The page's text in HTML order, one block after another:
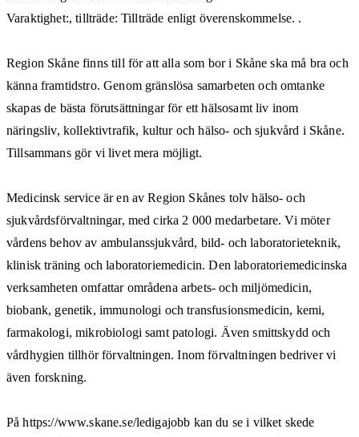
Varaktighet:, tillträde: Tillträde enligt överenskommelse. .
Region Skåne finns till för att alla som bor i Skåne ska må bra och
känna framtidstro. Genom gränslösa samarbeten och omtanke
skapas de bästa förutsättningar för ett hälsosamt liv inom
näringsliv, kollektivtrafik, kultur och hälso- och sjukvård i Skåne.
Tillsammans gör vi livet mera möjligt.
Medicinsk service är en av Region Skånes tolv hälso- och
sjukvårdsförvaltningar, med cirka 2 000 medarbetare. Vi möter
vårdens behov av ambulanssjukvård, bild- och laboratorieteknik,
klinisk träning och laboratoriemedicin. Den laboratoriemedicinska
verksamheten omfattar områdena arbets- och miljömedicin,
biobank, genetik, immunologi och transfusionsmedicin, kemi,
farmakologi, mikrobiologi samt patologi. Även smittskydd och
vårdhygien tillhör förvaltningen. Inom förvaltningen bedriver vi
även forskning.
På https://www.skane.se/ledigajobb kan du se i vilket skede